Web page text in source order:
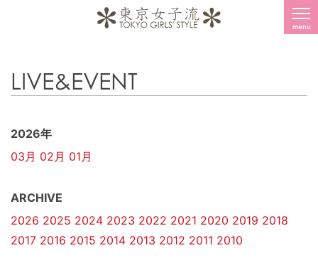
menu
LIVE&EVENT
2026年
03月 02月 01月
ARCHIVE
2026 2025 2024 2023 2022 2021 2020 2019 2018
2017 2016 2015 2014 2013 2012 2011 2010